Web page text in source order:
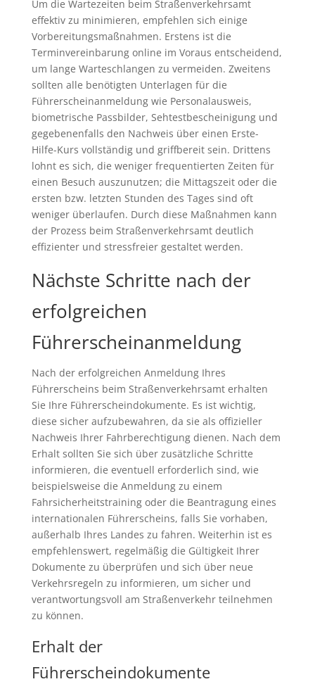
Um die Wartezeiten beim Straßenverkehrsamt
effektiv zu minimieren, empfehlen sich einige
Vorbereitungsmaßnahmen. Erstens ist die
Terminvereinbarung online im Voraus entscheidend,
um lange Warteschlangen zu vermeiden. Zweitens
sollten alle benötigten Unterlagen für die
Führerscheinanmeldung wie Personalausweis,
biometrische Passbilder, Sehtestbescheinigung und
gegebenenfalls den Nachweis über einen Erste-
Hilfe-Kurs vollständig und griffbereit sein. Drittens
lohnt es sich, die weniger frequentierten Zeiten für
einen Besuch auszunutzen; die Mittagszeit oder die
ersten bzw. letzten Stunden des Tages sind oft
weniger überlaufen. Durch diese Maßnahmen kann
der Prozess beim Straßenverkehrsamt deutlich
effizienter und stressfreier gestaltet werden.
Nächste Schritte nach der
erfolgreichen
Führerscheinanmeldung
Nach der erfolgreichen Anmeldung Ihres
Führerscheins beim Straßenverkehrsamt erhalten
Sie Ihre Führerscheindokumente. Es ist wichtig,
diese sicher aufzubewahren, da sie als offizieller
Nachweis Ihrer Fahrberechtigung dienen. Nach dem
Erhalt sollten Sie sich über zusätzliche Schritte
informieren, die eventuell erforderlich sind, wie
beispielsweise die Anmeldung zu einem
Fahrsicherheitstraining oder die Beantragung eines
internationalen Führerscheins, falls Sie vorhaben,
außerhalb Ihres Landes zu fahren. Weiterhin ist es
empfehlenswert, regelmäßig die Gültigkeit Ihrer
Dokumente zu überprüfen und sich über neue
Verkehrsregeln zu informieren, um sicher und
verantwortungsvoll am Straßenverkehr teilnehmen
zu können.
Erhalt der
Führerscheindokumente